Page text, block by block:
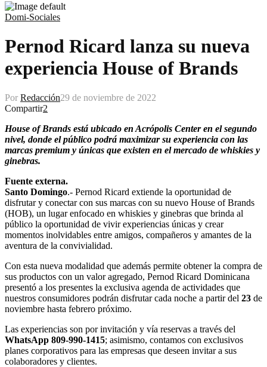
Domi-Sociales
Pernod Ricard lanza su nueva
experiencia House of Brands
Por Redacción29 de noviembre de 2022
Compartir2
House of Brands está ubicado en Acrópolis Center en el segundo
nivel, donde el público podrá maximizar su experiencia con las
marcas premium y únicas que existen en el mercado de whiskies y
ginebras.
Fuente externa.
Santo Domingo.- Pernod Ricard extiende la oportunidad de
disfrutar y conectar con sus marcas con su nuevo House of Brands
(HOB), un lugar enfocado en whiskies y ginebras que brinda al
público la oportunidad de vivir experiencias únicas y crear
momentos inolvidables entre amigos, compañeros y amantes de la
aventura de la convivialidad.
Con esta nueva modalidad que además permite obtener la compra de
sus productos con un valor agregado, Pernod Ricard Dominicana
presentó a los presentes la exclusiva agenda de actividades que
nuestros consumidores podrán disfrutar cada noche a partir del 23 de
noviembre hasta febrero próximo.
Las experiencias son por invitación y vía reservas a través del
WhatsApp 809-990-1415; asimismo, contamos con exclusivos
planes corporativos para las empresas que deseen invitar a sus
colaboradores y clientes.